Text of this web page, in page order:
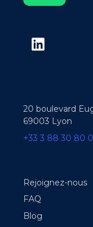
20 boulevard
69003 Lyon
+33 3 88 30 80
Rejoignez-nous
FAQ
Blog